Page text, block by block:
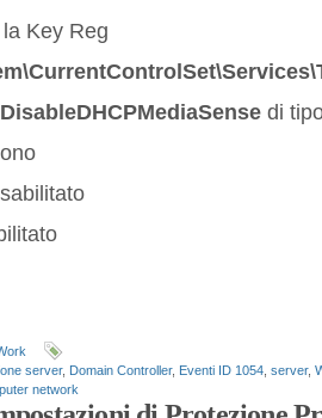
Key Reg
DisableDHCPMediaSense di
server, Domain Controller, Eventi ID 1054 server,
network